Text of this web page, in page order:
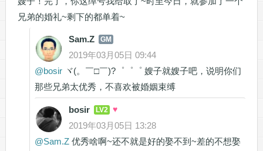
兄弟的婚礼~剩下的都单着~
Sam.Z GM
2019年03月05日 09:44
@bosirヾ(。￣□￣)?゜゜゜ 嫂子就嫂子吧，说明你们
那些兄弟太优秀，不喜欢被婚姻束缚
bosir LV2 ♥
2019年03月05日 13:28
@Sam.Z优秀啥啊~还不就是好的娶不到~差的不想娶